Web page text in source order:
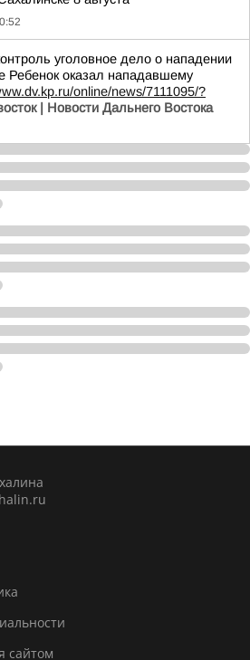
уголовное дело о нападении
Ребенок оказал нападавшему
online/news/7111095/?
| Новости Дальнего Востока
сайтом